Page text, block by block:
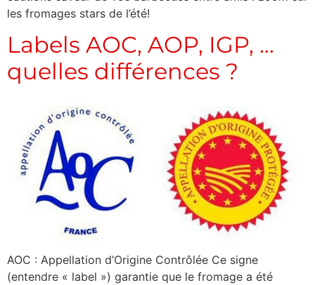
les fromages stars de l’été!
Labels AOC, AOP, IGP, …
quelles différences ?
AOC : Appellation d’Origine Contrôlée Ce signe
(entendre « label ») garantie que le fromage a été